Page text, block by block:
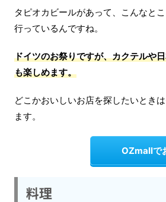
タピオカビールがあって、こんなと
行っているんですね。
ドイツのお祭りですが、カクテルや
も楽しめます。
どこかおいしいお店を探したいとき
ます。
OZmallで
料理